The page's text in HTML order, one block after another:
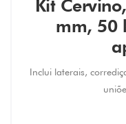
Kit
mm, 50
Inclui laterais,